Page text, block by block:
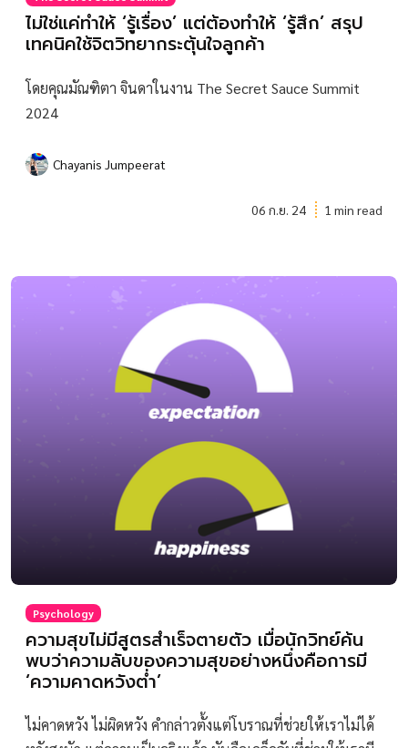
ไม่ใช่แค่ทำให้ ‘รู้เรื่อง’ แต่ต้องทำให้ ‘รู้สึก’ สรุป
เทคนิคใช้จิตวิทยากระตุ้นใจลูกค้า
โดยคุณมัณฑิตา จินดาในงาน The Secret Sauce Summit
2024
Chayanis Jumpeerat
06 ก.ย. 24 1 min read
Psychology
ความสุขไม่มีสูตรสำเร็จตายตัว เมื่อนักวิทย์ค้น
พบว่าความลับของความสุขอย่างหนึ่งคือการมี
‘ความคาดหวังต่ำ’
ไม่คาดหวัง ไม่ผิดหวัง คำกล่าวตั้งแต่โบราณที่ช่วยให้เราไม่ได้